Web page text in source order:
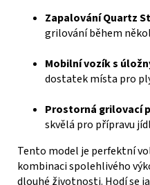
Zapalování Quartz
grilování během
Mobilní vozík s
dostatek místa pro
Prostorná grilovací
skvělá pro přípravu
Tento model je perfektní
kombinaci spolehlivého
dlouhé životnosti. Hodí se